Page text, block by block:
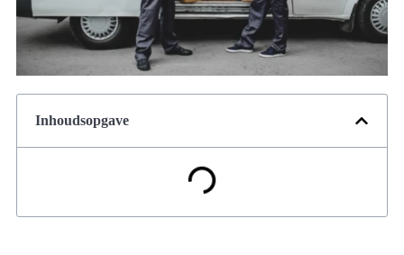
Inhoudsopgave